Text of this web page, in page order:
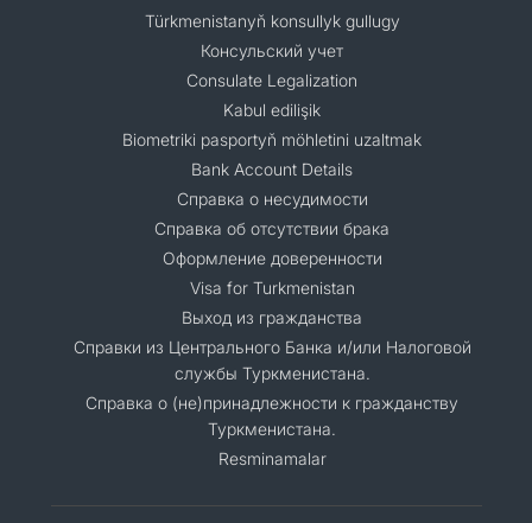
Türkmenistanyň konsullyk gullugy
Консульский учет
Consulate Legalization
Kabul edilişik
Biometriki pasportyň möhletini uzaltmak
Bank Account Details
Справка о несудимости
Справка об отсутствии брака
Оформление доверенности
Visa for Turkmenistan
Выход из гражданства
Справки из Центрального Банка и/или Налоговой
службы Туркменистана.
Справка о (не)принадлежности к гражданству
Туркменистана.
Resminamalar